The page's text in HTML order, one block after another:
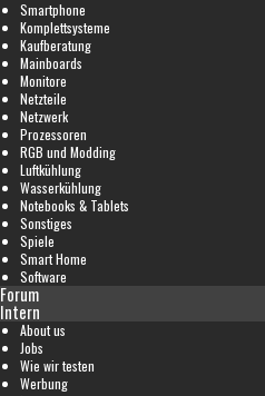
Smartphone
Komplettsysteme
Kaufberatung
Mainboards
Monitore
Netzteile
Netzwerk
Prozessoren
RGB und Modding
Luftkühlung
Wasserkühlung
Notebooks & Tablets
Sonstiges
Spiele
Smart Home
Software
Forum
Intern
About us
Jobs
Wie wir testen
Werbung